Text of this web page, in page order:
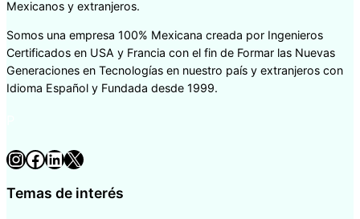
Mexicanos y extranjeros.
Somos una empresa 100% Mexicana creada por Ingenieros
Certificados en USA y Francia con el fin de Formar las Nuevas
Generaciones en Tecnologías en nuestro país y extranjeros con
Idioma Español y Fundada desde 1999.
InstagramFacebook LinkedIn X
Temas de interés